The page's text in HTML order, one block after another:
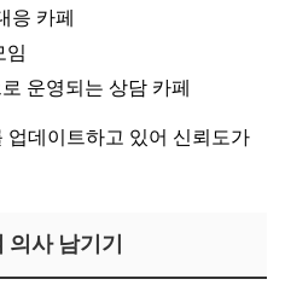
응 카페
임
운영되는 상담 카페
데이트하고 있어 신뢰도가
사 남기기